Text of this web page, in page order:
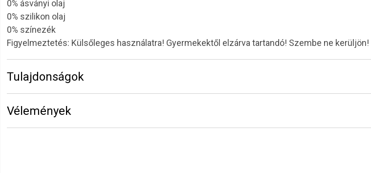
0% ásványi olaj
0% szilikon olaj
0% színezék
Figyelmeztetés: Külsőleges használatra! Gyermekektől elzárva tartandó! Szembe ne kerüljön!
Tulajdonságok
Kiszerelés:
Funkció:
Szérumok,elixírek
Vélemények